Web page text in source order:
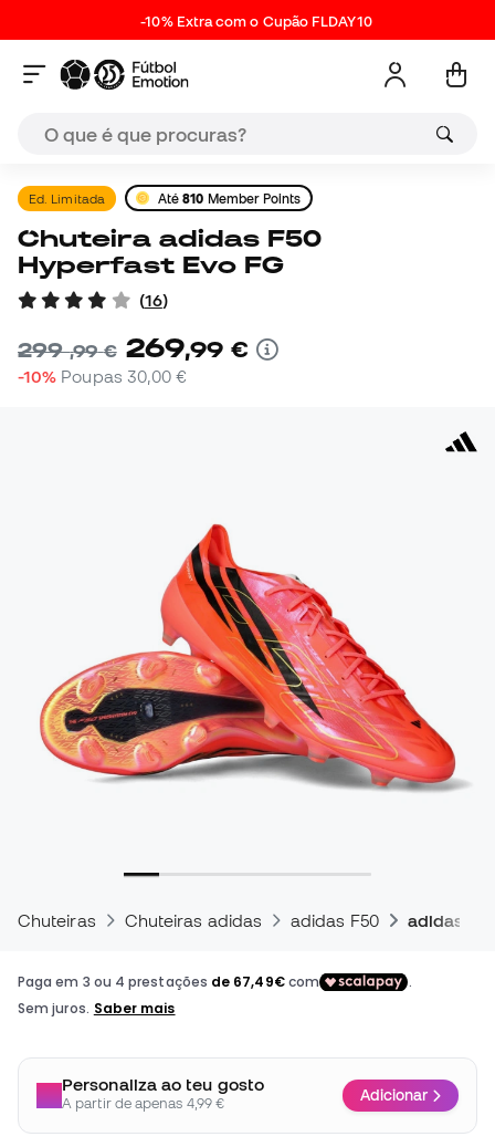
-10% Extra com o Cupão FLDAY10
Ed. Limitada Até810 Member Points
Chuteira adidas F50
Hyperfast Evo FG
(16)
299,99 € 269,99 €
-10% Poupas 30,00 €
Chuteiras Chuteiras adidas adidas F50 adidas
Personaliza ao teu gosto
A partir de apenas 4,99 € Adicionar